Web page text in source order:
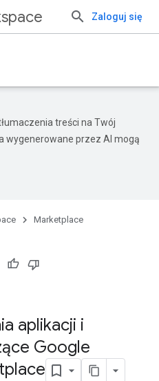
Zaloguj się
treści na Twój
wygenerowane przez AI mogą
Marketplace
aplikacji i
Google